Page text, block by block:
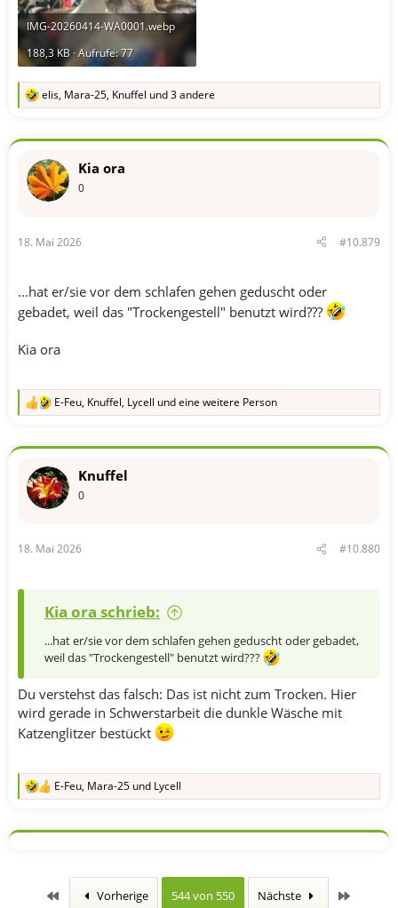
IMG-20260414-WA0001.webp
188,3 KB · Aufrufe: 77
R
k
o
:
elis, Mara-25, Knuffel und 3 andere
Kia ora
0
18. Mai 2026 #10.879
...hat er/sie vor dem schlafen gehen geduscht oder
gebadet, weil das "Trockengestell" benutzt wird???
Kia ora
R
k
o
:
E-Feu, Knuffel, Lycell und eine weitere Person
Knuffel
0
18. Mai 2026 #10.880
Kia ora schrieb:
...hat er/sie vor dem schlafen gehen geduscht oder gebadet,
weil das "Trockengestell" benutzt wird???
Du verstehst das falsch: Das ist nicht zum Trocken. Hier
wird gerade in Schwerstarbeit die dunkle Wäsche mit
Katzenglitzer bestückt
R
k
E-Feu, Mara-25 und Lycell
Erste Vorherige 544 von 550 Nächste